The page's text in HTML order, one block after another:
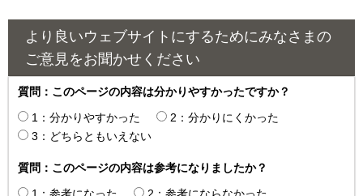
より良いウェブサイトにするためにみなさまの
ご意見をお聞かせください
質問：このページの内容は分かりやすかったですか？
1：分かりやすかった
2：分かりにくかった
3：どちらともいえない
質問：このページの内容は参考になりましたか？